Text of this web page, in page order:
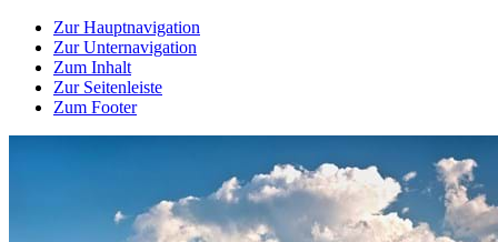
Zur Hauptnavigation
Zur Unternavigation
Zum Inhalt
Zur Seitenleiste
Zum Footer